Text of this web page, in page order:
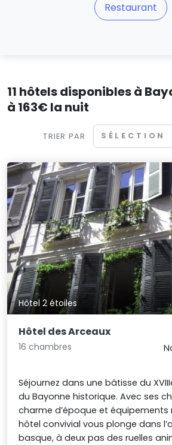
Restaurant
11 hôtels disponibles à
à 163€ la nuit
TRIER PAR SÉLECTION
Hôtel 2 étoiles
Hôtel des Arceaux
16 chambres
Séjournez dans une bâtisse du
du Bayonne historique. Avec ses
charme d’époque et équipements
hôtel convivial vous plonge dans
basque, à deux pas des ruelles